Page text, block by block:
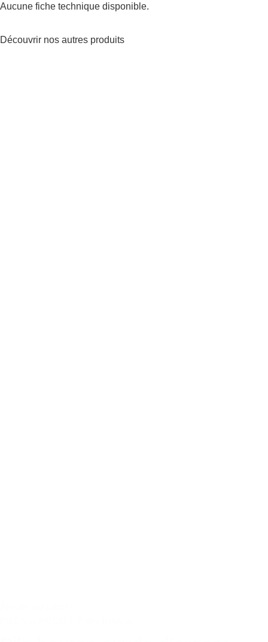
Aucune fiche technique disponible.
Découvrir nos autres produits